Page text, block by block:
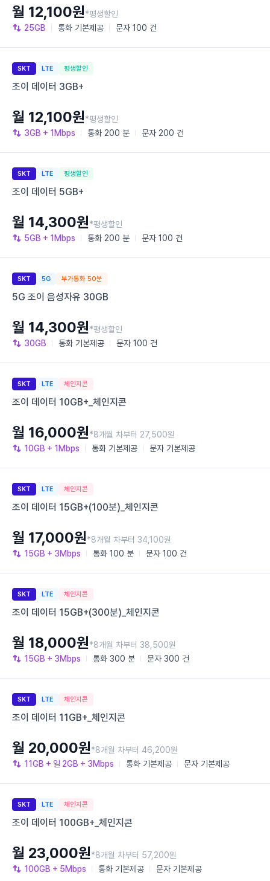
25GB 통화 기본제공 문자 100 건
월 12,100원*평생할인
SKT LTE 평생할인
조이 데이터 3GB+
3GB + 1Mbps 통화 200 분 문자 200 건
월 12,100원*평생할인
SKT LTE 평생할인
조이 데이터 5GB+
5GB + 1Mbps 통화 200 분 문자 100 건
월 14,300원*평생할인
SKT 5G 부가통화 50분
5G 조이 음성자유 30GB
30GB 통화 기본제공 문자 100 건
월 14,300원*평생할인
SKT LTE 체인지콘
조이 데이터 10GB+_체인지콘
10GB + 1Mbps 통화 기본제공 문자 기본제공
월 16,000원*8개월 차부터 27,500원
SKT LTE 체인지콘
조이 데이터 15GB+(100분)_체인지콘
15GB + 3Mbps 통화 100 분 문자 100 건
월 17,000원*8개월 차부터 34,100원
SKT LTE 체인지콘
조이 데이터 15GB+(300분)_체인지콘
15GB + 3Mbps 통화 300 분 문자 300 건
월 18,000원*8개월 차부터 38,500원
SKT LTE 체인지콘
조이 데이터 11GB+_체인지콘
11GB + 일 2GB + 3Mbps 통화 기본제공 문자 기본제공
월 20,000원*8개월 차부터 46,200원
SKT LTE 체인지콘
조이 데이터 100GB+_체인지콘
100GB + 5Mbps 통화 기본제공 문자 기본제공
월 23,000원*8개월 차부터 57,200원